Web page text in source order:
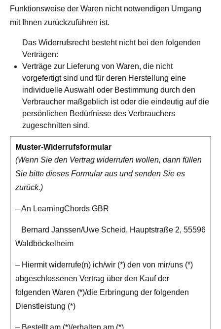
Funktionsweise der Waren nicht notwendigen Umgang
mit Ihnen zurückzuführen ist.
Das Widerrufsrecht besteht nicht bei den folgenden
Verträgen:
Verträge zur Lieferung von Waren, die nicht
vorgefertigt sind und für deren Herstellung eine
individuelle Auswahl oder Bestimmung durch den
Verbraucher maßgeblich ist oder die eindeutig auf die
persönlichen Bedürfnisse des Verbrauchers
zugeschnitten sind.
Muster-Widerrufsformular
(Wenn Sie den Vertrag widerrufen wollen, dann füllen
Sie bitte dieses Formular aus und senden Sie es
zurück.)
– An LearningChords GBR
Bernard Janssen/Uwe Scheid, Hauptstraße 2, 55596
Waldböckelheim
– Hiermit widerrufe(n) ich/wir (*) den von mir/uns (*)
abgeschlossenen Vertrag über den Kauf der
folgenden Waren (*)/die Erbringung der folgenden
Dienstleistung (*)